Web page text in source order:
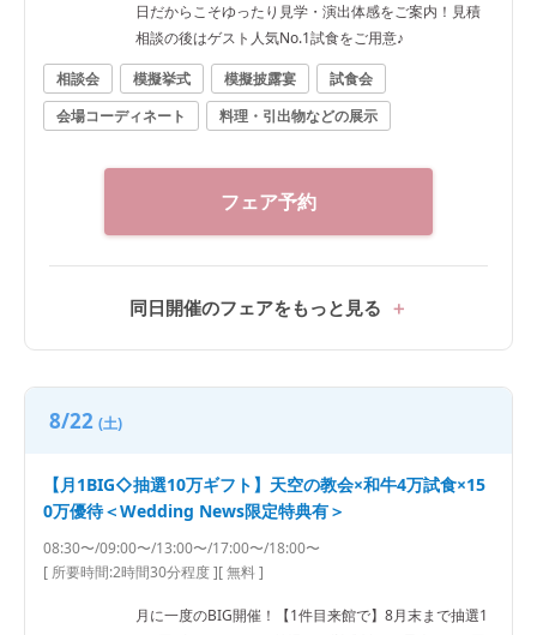
日だからこそゆったり見学・演出体感をご案内！見積
相談の後はゲスト人気No.1試食をご用意♪
相談会
模擬挙式 模擬披露宴
試食会
会場コーディネート
料理・引出物などの展示
フェア予約
同日開催のフェアをもっと見る
8/22 (土)
【月1BIG◇抽選10万ギフト】天空の教会×和牛4万試食×15
0万優待＜Wedding News限定特典有＞
08:30〜/09:00〜/13:00〜/17:00〜/18:00〜
[ 所要時間:2時間30分程度][ 無料 ]
月に一度のBIG開催！【1件目来館で】8月末まで抽選1